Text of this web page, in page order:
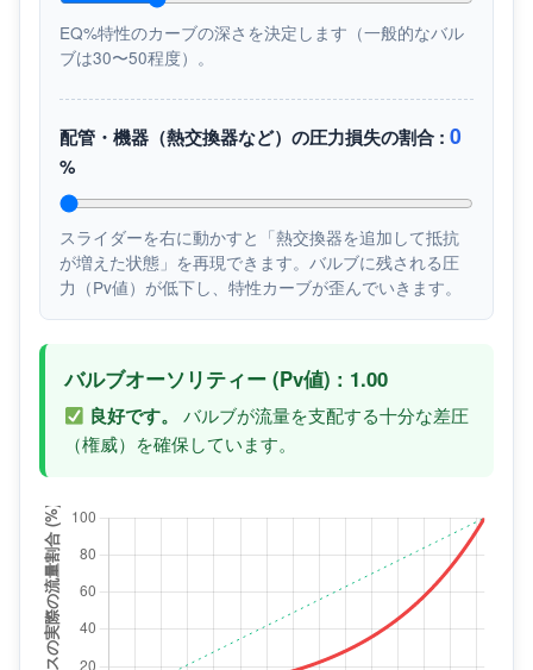
EQ%特性のカーブの深さを決定します（一般的なバル
ブは30〜50程度）。
配管・機器（熱交換器など）の圧力損失の割合 : 0
%
スライダーを右に動かすと「熱交換器を追加して抵抗
が増えた状態」を再現できます。バルブに残される圧
力（Pv値）が低下し、特性カーブが歪んでいきます。
バルブオーソリティー (Pv値) : 1.00
良好です。
バルブが流量を支配する十分な差圧
（権威）を確保しています。